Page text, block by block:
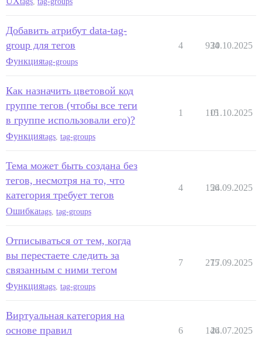
Добавить атрибут data-tag-
group для тегов
Функцияtag-groups
4 934
20.10.2025
Как назначить цветовой код
группе тегов (чтобы все теги
в группе использовали его)?
Функцияtags tag-groups
1 115
01.10.2025
Тема может быть создана без
тегов, несмотря на то, что
категория требует тегов
Ошибкаtags tag-groups
4 156
24.09.2025
Отписываться от тем, когда
вы перестаете следить за
связанным с ними тегом
Функцияtags tag-groups
7 275
17.09.2025
Виртуальная категория на
основе правил
6 146
24.07.2025